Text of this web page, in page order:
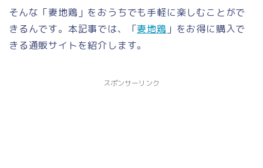
そんな「妻地鶏」をおうちでも手軽に楽しむことがで
きるんです。本記事では、「妻地鶏 」をお得に購入で
きる通販サイトを紹介します。
スポンサーリンク